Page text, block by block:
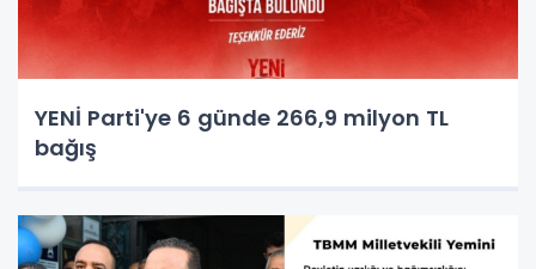
YENİ Parti'ye 6 günde 266,9 milyon TL
bağış